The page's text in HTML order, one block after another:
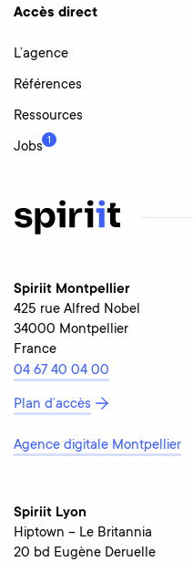
Accès direct
L’agence
Références
Ressources
Jobs 1
Spiriit Montpellier
425 rue Alfred Nobel
34000 Montpellier
France
04 67 40 04 00
Plan d’accès
Agence digitale Montpellier
Spiriit Lyon
Hiptown – Le Britannia
20 bd Eugène Deruelle